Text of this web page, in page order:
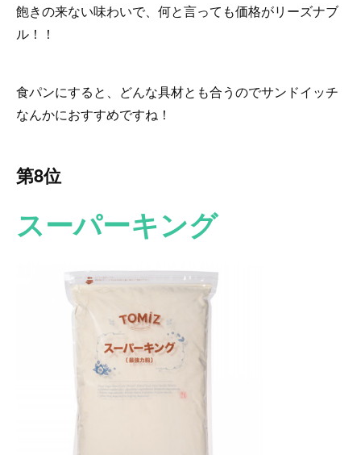
飽きの来ない味わいで、何と言っても価格がリーズナブ
ル！！
食パンにすると、どんな具材とも合うのでサンドイッチ
なんかにおすすめですね！
第8位
スーパーキング